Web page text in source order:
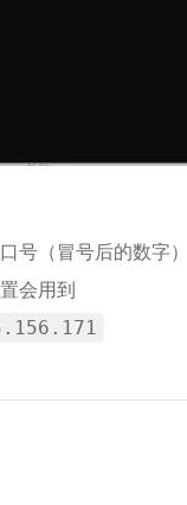
号（冒号后的数字）
会用到